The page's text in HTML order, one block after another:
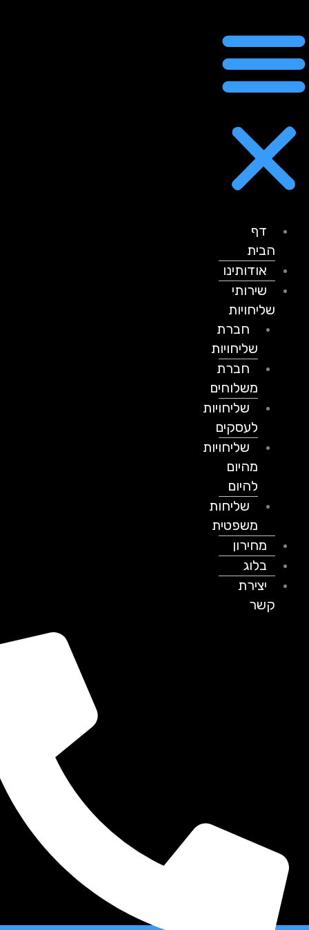
דף
הבית
אודותינו
שירותי
שליחויות
חברת
שליחויות
חברת
משלוחים
שליחויות
לעסקים
שליחויות
מהיום
להיום
שליחות
משפטית
מחירון
בלוג
יצירת
קשר